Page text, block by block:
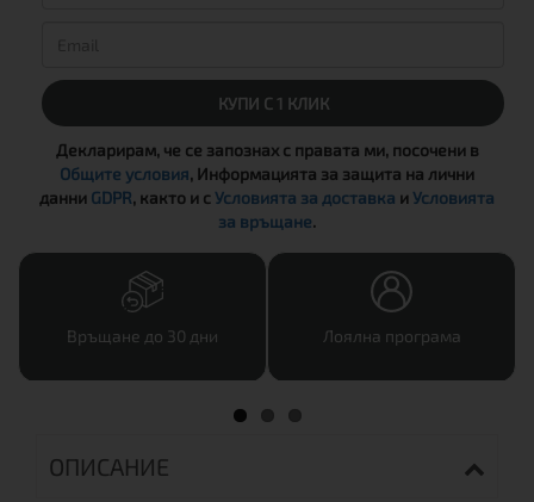
КУПИ С 1 КЛИК
Декларирам, че се запознах с правата ми, посочени в
Общите условия, Информацията за защита на лични
данни GDPR, както и сУсловията за доставка иУсловията
за връщане.
Връщане до 30 дни Лоялна програма
ОПИСАНИЕ